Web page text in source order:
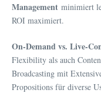
Management minimiert
ROI maximiert.
On-Demand vs. Live-
Flexibility als auch
Broadcasting mit
Propositions für diverse